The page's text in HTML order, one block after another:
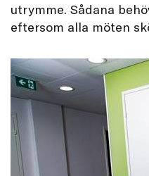
utrymme. Sådana
eftersom alla möten